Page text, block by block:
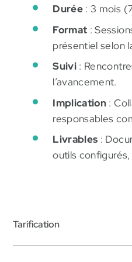
Durée : 3 mois
Format :
présentiel selon
Suivi :
l’avancement.
Implication :
responsables
Livrables :
outils configurés,
Tarification